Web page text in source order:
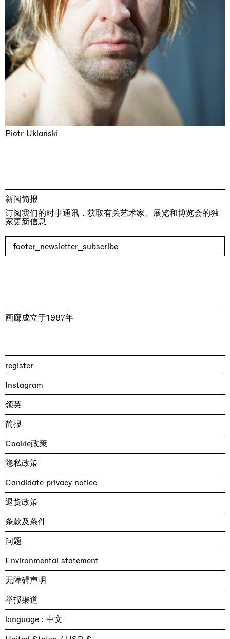
Piotr Uklański
新闻简报
订阅我们的时事通讯，获取有关艺术家、展览和博览会的独
家更新信息
footer_newsletter_subscribe
画廊成立于1987年
register
Instagram
领英
简报
Cookie政策
隐私政策
Candidate privacy notice
退货政策
条款及条件
问题
Environmental statement
无障碍声明
举报渠道
language :